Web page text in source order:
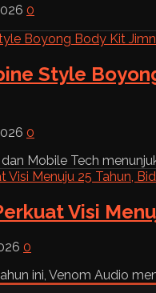
0
Style
0
Mobile Tech
Visi
0
ini, Venom Audio